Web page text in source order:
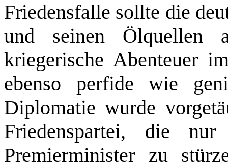
Friedensfalle sollte die
und seinen Ölquellen
kriegerische Abenteuer
ebenso perfide wie
Diplomatie wurde
Friedenspartei, die
Premierminister zu